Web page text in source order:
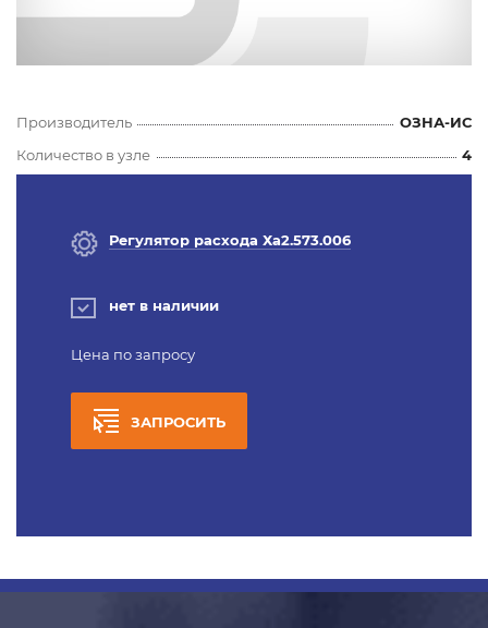
Производитель
ОЗНА-ИС
Количество в узле
4
Регулятор расхода Ха2.573.006
нет в наличии
Цена по запросу
ЗАПРОСИТЬ